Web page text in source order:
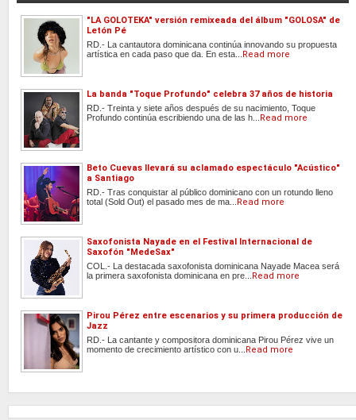
"LA GOLOTEKA" versión remixeada del álbum "GOLOSA" de
Letón Pé
RD.- La cantautora dominicana continúa innovando su propuesta
artística en cada paso que da. En esta...
Read more
La banda "Toque Profundo" celebra 37 años de historia
RD.- Treinta y siete años después de su nacimiento, Toque
Profundo continúa escribiendo una de las h...
Read more
Beto Cuevas llevará su aclamado espectáculo "Acústico"
a Santiago
RD.- Tras conquistar al público dominicano con un rotundo lleno
total (Sold Out) el pasado mes de ma...
Read more
Saxofonista Nayade en el Festival Internacional de
Saxofón "MedeSax"
COL.- La destacada saxofonista dominicana Nayade Macea será
la primera saxofonista dominicana en pre...
Read more
Pirou Pérez entre escenarios y su primera producción de
Jazz
RD.- La cantante y compositora dominicana Pirou Pérez vive un
momento de crecimiento artístico con u...
Read more